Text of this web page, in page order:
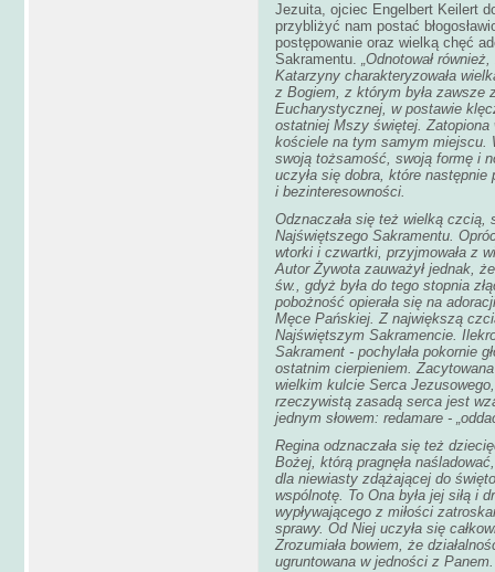
Jezuita, ojciec Engelbert Keilert
przybliżyć nam postać
postępowanie oraz wielką chęć
Sakramentu. „Odnotował
Katarzyny charakteryzowała
z Bogiem, z którym była zawsze
Eucharystycznej, w postawie
ostatniej Mszy świętej. Zatopiona
kościele na tym samym miejscu.
swoją tożsamość, swoją formę i
uczyła się dobra, które
i bezinteresowności.
Odznaczała się też wielką czcią,
Najświętszego Sakramentu.
wtorki i czwartki, przyjmowała z
Autor Żywota zauważył jednak,
św., gdyż była do tego stopnia
pobożność opierała się na
Męce Pańskiej. Z największą
Najświętszym Sakramencie.
Sakrament - pochylała pokornie
ostatnim cierpieniem.
wielkim kulcie Serca
rzeczywistą zasadą serca jest
jednym słowem: redamare -
Regina odznaczała się też
Bożej, którą pragnęła
dla niewiasty zdążającej do
wspólnotę. To Ona była jej siłą i
wypływającego z miłości
sprawy. Od Niej uczyła się
Zrozumiała bowiem, że
ugruntowana w jedności z Panem.